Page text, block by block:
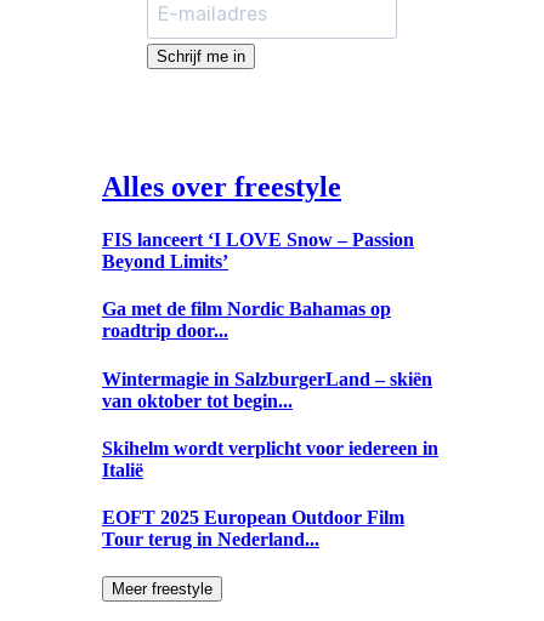
Schrijf me in
Alles over freestyle
FIS lanceert ‘I LOVE Snow – Passion
Beyond Limits’
Ga met de film Nordic Bahamas op
roadtrip door...
Wintermagie in SalzburgerLand – skiën
van oktober tot begin...
Skihelm wordt verplicht voor iedereen in
Italië
EOFT 2025 European Outdoor Film
Tour terug in Nederland...
Meer freestyle